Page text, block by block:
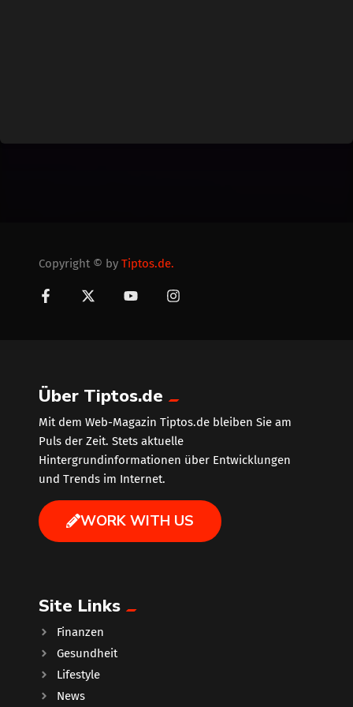
Copyright © by Tiptos.de.
Über Tiptos.de
Mit dem Web-Magazin Tiptos.de bleiben Sie am
Puls der Zeit. Stets aktuelle
Hintergrundinformationen über Entwicklungen
und Trends im Internet.
WORK WITH US
Site Links
Finanzen
Gesundheit
Lifestyle
News